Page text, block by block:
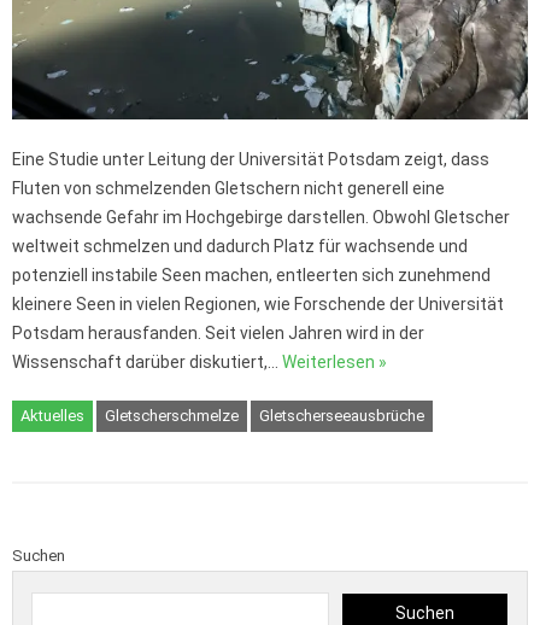
Eine Studie unter Leitung der Universität Potsdam zeigt, dass
Fluten von schmelzenden Gletschern nicht generell eine
wachsende Gefahr im Hochgebirge darstellen. Obwohl Gletscher
weltweit schmelzen und dadurch Platz für wachsende und
potenziell instabile Seen machen, entleerten sich zunehmend
kleinere Seen in vielen Regionen, wie Forschende der Universität
Potsdam herausfanden. Seit vielen Jahren wird in der
Wissenschaft darüber diskutiert,… Weiterlesen »
Aktuelles Gletscherschmelze Gletscherseeausbrüche
Suchen
Suchen